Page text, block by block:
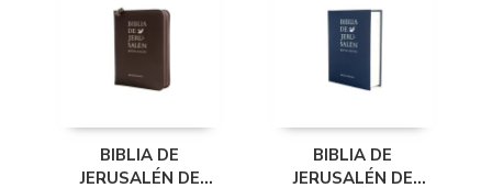
BIBLIA DE
JERUSALÉN DE
BIBLIA DE
JERUSALÉN DE